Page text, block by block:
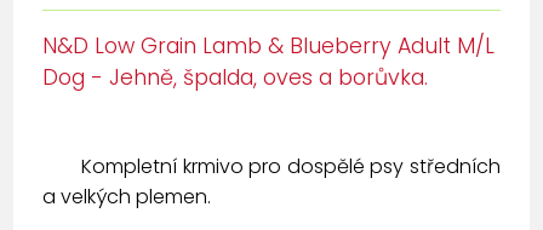
N&D Low Grain Lamb & Blueberry Adult M/L
Dog - Jehně, špalda, oves a borůvka.
Kompletní krmivo pro dospělé psy středních
a velkých plemen.